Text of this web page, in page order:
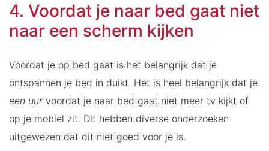
4. Voordat je naar bed gaat niet
naar een scherm kijken
Voordat je op bed gaat is het belangrijk dat je
ontspannen je bed in duikt. Het is heel belangrijk dat je
een uur voordat je naar bed gaat niet meer tv kijkt of
op je mobiel zit. Dit hebben diverse onderzoeken
uitgewezen dat dit niet goed voor je is.